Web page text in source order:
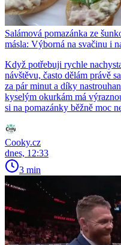
Salámová pomazánka ze
másla: Výborná na svačinu i
Když potřebuji rychle
návštěvu, často dělám právě
za pár minut a díky
kyselým okurkám má
si na pomazánky běžně moc
Cooky.cz
dnes, 12:33
3 min